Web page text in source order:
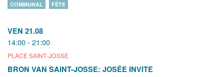
VEN 21.08
14:00 - 21:00
PLACE SAINT-JOSSE
COMMUNAL FÊTE
BRON VAN SAINT-JOSSE: JOSÉE INVITE